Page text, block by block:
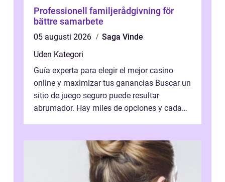
Professionell familjerådgivning för
bättre samarbete
05 augusti 2026
Saga Vinde
Uden Kategori
Guía experta para elegir el mejor casino
online y maximizar tus ganancias Buscar un
sitio de juego seguro puede resultar
abrumador. Hay miles de opciones y cada